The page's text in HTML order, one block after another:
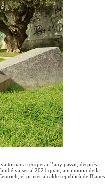
tornar a recuperar l’any passat, després
va ser al 2021 quan, amb motiu de la
el primer alcalde republicà de Blanes